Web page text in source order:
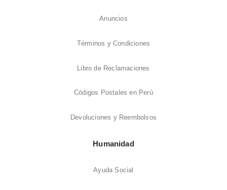
Anuncios
Términos y Condiciones
Libro de Reclamaciones
Códigos Postales en Perú
Devoluciones y Reembolsos
Humanidad
Ayuda Social